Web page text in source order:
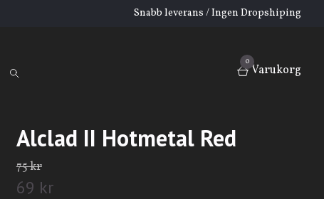
Snabb leverans / Ingen Dropshiping
0
Varukorg
Alclad II Hotmetal Red
75 kr
69 kr